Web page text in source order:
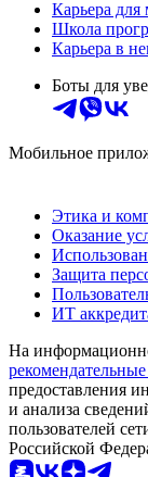
Карьера для
Школа
Карьера в
Боты для
Мобильное
Этика и
Оказание
Защита
ИТ
На
предоставления
и анализа
пользователей
Российской